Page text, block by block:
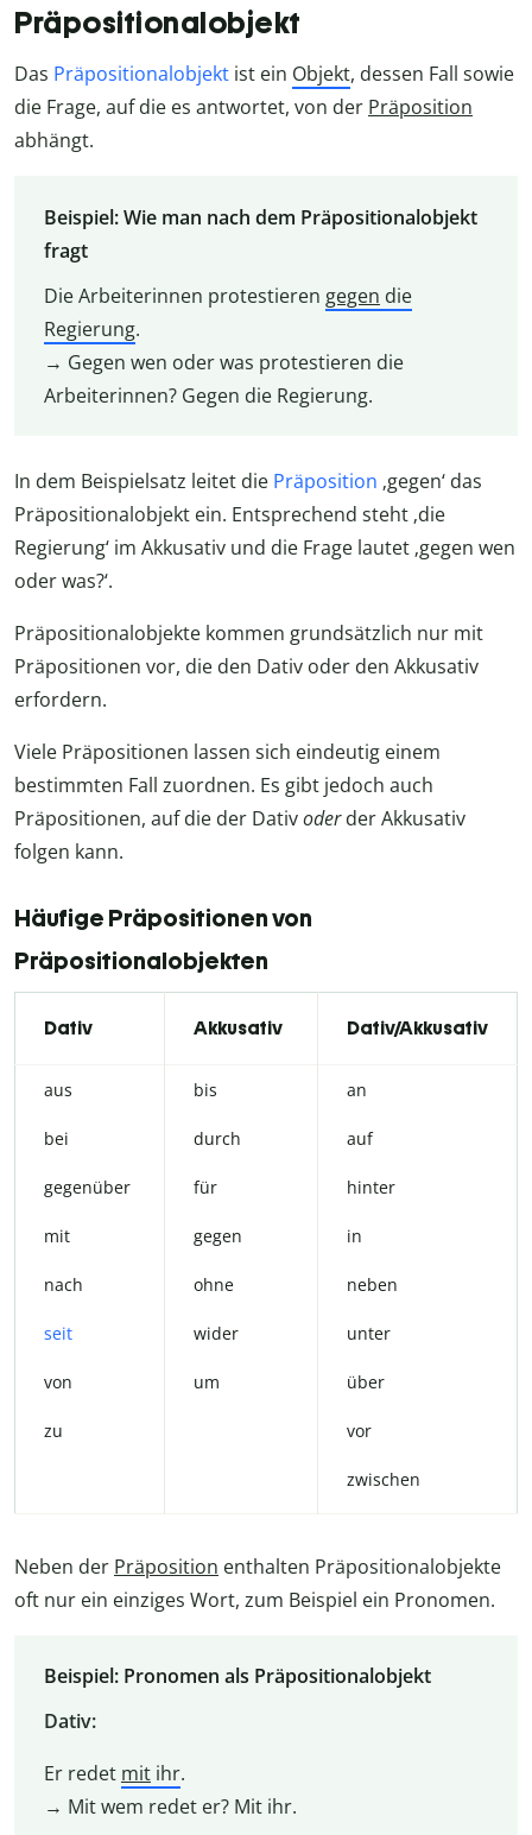
Präpositionalobjekt
Das Präpositionalobjekt ist ein Objekt, dessen Fall sowie
die Frage, auf die es antwortet, von der Präposition
abhängt.
Beispiel: Wie man nach dem Präpositionalobjekt
fragt
Die Arbeiterinnen protestieren gegen die
Regierung.
→ Gegen wen oder was protestieren die
Arbeiterinnen? Gegen die Regierung.
In dem Beispielsatz leitet die Präposition ‚gegen‘ das
Präpositionalobjekt ein. Entsprechend steht ‚die
Regierung‘ im Akkusativ und die Frage lautet ‚gegen wen
oder was?‘.
Präpositionalobjekte kommen grundsätzlich nur mit
Präpositionen vor, die den Dativ oder den Akkusativ
erfordern.
Viele Präpositionen lassen sich eindeutig einem
bestimmten Fall zuordnen. Es gibt jedoch auch
Präpositionen, auf die der Dativoderder Akkusativ
folgen kann.
Häufige Präpositionen von
Präpositionalobjekten
Dativ Akkusativ Dativ/Akkusativ
aus
bei
gegenüber
mit
nach
seit
von
zu
bis
durch
für
gegen
ohne
wider
um
an
auf
hinter
in
neben
unter
über
vor
zwischen
Neben der Präposition enthalten Präpositionalobjekte
oft nur ein einziges Wort, zum Beispiel ein Pronomen.
Beispiel: Pronomen als Präpositionalobjekt
Dativ:
Er redet mitihr.
→ Mit wem redet er? Mit ihr.